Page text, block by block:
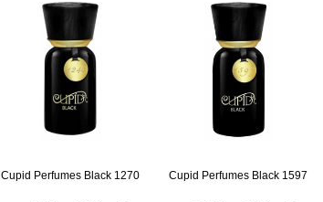
Cupid Perfumes Black 1270 Cupid Perfumes Black 1597